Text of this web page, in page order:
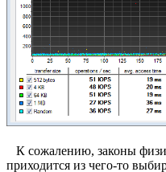
К сожалению, законы
приходится из чего-то